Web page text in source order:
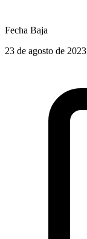
Fecha Baja
23 de agosto de 2023